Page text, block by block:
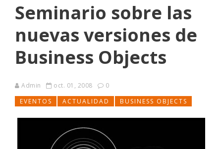
Seminario sobre las
nuevas versiones de
Business Objects
Admin oct. 01, 2008
0
EVENTOS
ACTUALIDAD BUSINESS OBJECTS